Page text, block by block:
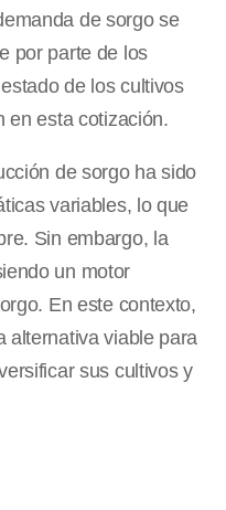
de sorgo se
por parte de los
de los cultivos
en esta cotización.
de sorgo ha sido
variables, lo que
Sin embargo, la
un motor
En este contexto,
alternativa viable para
sus cultivos y